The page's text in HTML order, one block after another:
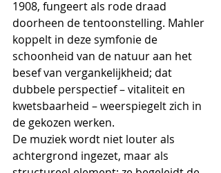
1908, fungeert als rode draad
doorheen de tentoonstelling. Mahler
koppelt in deze symfonie de
schoonheid van de natuur aan het
besef van vergankelijkheid; dat
dubbele perspectief – vitaliteit en
kwetsbaarheid – weerspiegelt zich in
de gekozen werken.
De muziek wordt niet louter als
achtergrond ingezet, maar als